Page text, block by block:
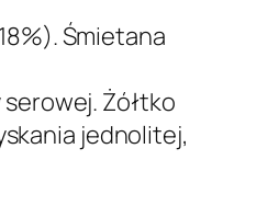
Śmietana
serowej. Żółtko
jednolitej,